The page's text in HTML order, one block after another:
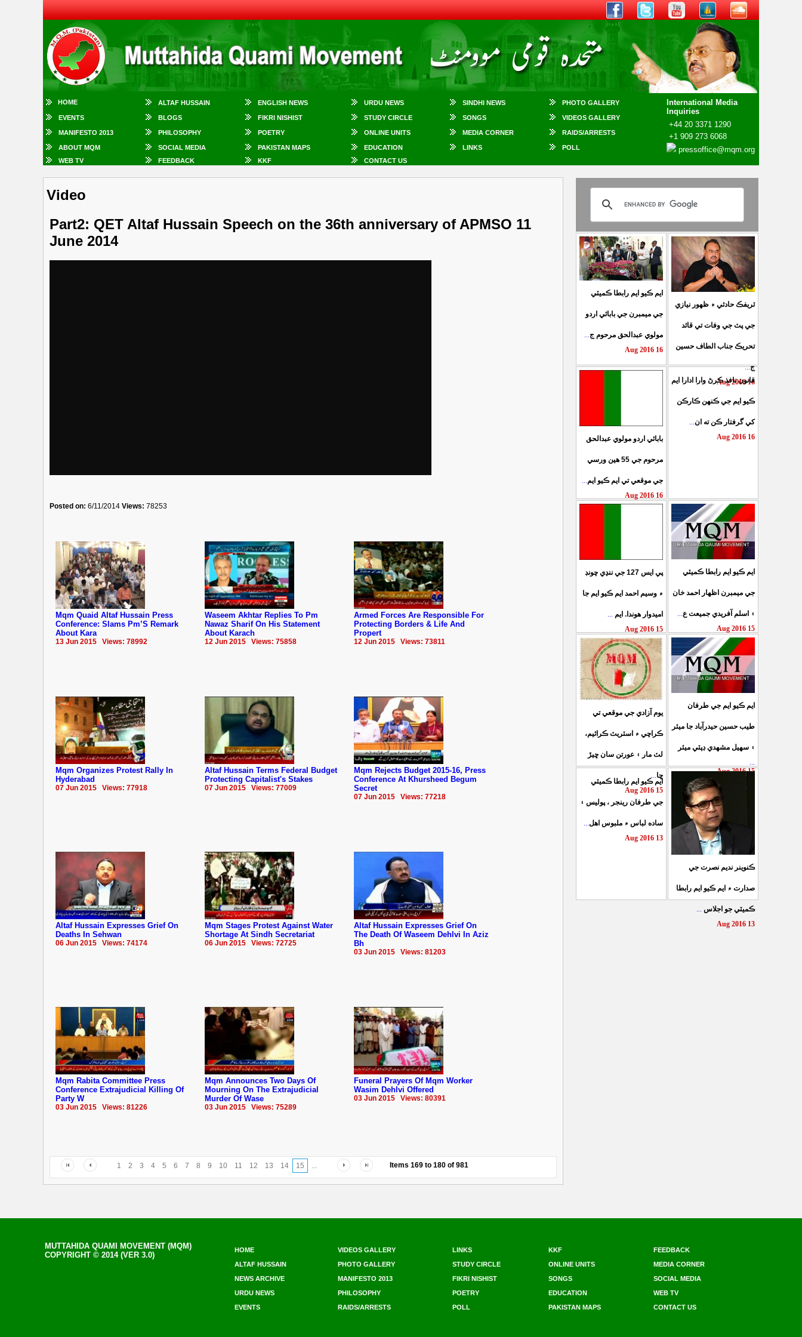
HOME ALTAF HUSSAIN ENGLISH NEWS URDU NEWS SINDHI NEWS PHOTO GALLERY
International Media
Inquiries
+44 20 3371 1290
+1 909 273 6068
pressoffice@mqm.org
EVENTS BLOGS FIKRI NISHIST STUDY CIRCLE SONGS VIDEOS GALLERY
MANIFESTO 2013 PHILOSOPHY POETRY ONLINE UNITS MEDIA CORNER RAIDS/ARRESTS
ABOUT MQM SOCIAL MEDIA PAKISTAN MAPS EDUCATION LINKS
POLL
WEB TV
FEEDBACK KKF CONTACT US
Video
Part2: QET Altaf Hussain Speech on the 36th anniversary of APMSO 11
June 2014
Posted on: 6/11/2014 Views: 78253
Mqm Quaid Altaf Hussain Press
Conference: Slams Pm’S Remark
About Kara
13 Jun 2015 Views: 78992
Waseem Akhtar Replies To Pm
Nawaz Sharif On His Statement
About Karach
12 Jun 2015 Views: 75858
Armed Forces Are Responsible For
Protecting Borders & Life And
Propert
12 Jun 2015 Views: 73811
Mqm Organizes Protest Rally In
Hyderabad
07 Jun 2015 Views: 77918
Altaf Hussain Terms Federal Budget
Protecting Capitalist's Stakes
07 Jun 2015 Views: 77009
Mqm Rejects Budget 2015-16, Press
Conference At Khursheed Begum
Secret
07 Jun 2015 Views: 77218
Altaf Hussain Expresses Grief On
Deaths In Sehwan
06 Jun 2015 Views: 74174
Mqm Stages Protest Against Water
Shortage At Sindh Secretariat
06 Jun 2015 Views: 72725
Altaf Hussain Expresses Grief On
The Death Of Waseem Dehlvi In Aziz
Bh
03 Jun 2015 Views: 81203
Mqm Rabita Committee Press
Conference Extrajudicial Killing Of
Party W
03 Jun 2015 Views: 81226
Mqm Announces Two Days Of
Mourning On The Extrajudicial
Murder Of Wase
03 Jun 2015 Views: 75289
Funeral Prayers Of Mqm Worker
Wasim Dehlvi Offered
03 Jun 2015 Views: 80391
1 2 3 4 5 6 7 8 9 10 11 12 13 14 15 ... Items 169 to 180 of 981
ايم ڪيو ايم رابطا ڪميٽي
جي ميمبرن جي بابائي اردو
مولوي عبدالحق مرحوم ج
16 Aug 2016
ٽريفڪ حادثي ۾ ظهور نيازي
جي پٽ جي وفات تي قائد
تحريڪ جناب الطاف حسين
ج...
16 Aug 2016
بابائي اردو مولوي عبدالحق
مرحوم جي 55 هين ورسي
جي موقعي تي ايم ڪيو ايم
16 Aug 2016
قانون نافذ ڪرڻ وارا ادارا ايم
ڪيو ايم جي ڪنهن ڪارڪن
کي گرفتار ڪن ته ان...
16 Aug 2016
پي ايس 127 جي ننڍي چونڊ
۾ وسيم احمد ايم ڪيو ايم جا
اميدوار هوندا. ايم
15 Aug 2016
ايم ڪيو ايم رابطا ڪميٽي
جي ميمبرن اظهار احمد خان
۽ اسلم آفريدي جميعت ع...
15 Aug 2016
يوم آزادي جي موقعي تي
ڪراچي ۾ اسٽريٽ ڪرائيم،
لٽ مار ۽ عورتن سان ڇيڙ
ڇا...
15 Aug 2016
ايم ڪيو ايم جي طرفان
طيب حسين حيدرآباد جا ميئر
۽ سهيل مشهدي ڊپٽي ميئر
...
15 Aug 2016
ايم ڪيو ايم رابطا ڪميٽي
جي طرفان رينجر ، پوليس ۽
ساده لباس ۾ ملبوس اهل...
13 Aug 2016
ڪنوينر نديم نصرت جي
صدارت ۾ ايم ڪيو ايم رابطا
ڪميٽي جو اجلاس ...
13 Aug 2016
MUTTAHIDA QUAMI MOVEMENT (MQM)
COPYRIGHT © 2014 (VER 3.0)
HOME VIDEOS GALLERY LINKS KKF
FEEDBACK
ALTAF HUSSAIN
PHOTO GALLERY STUDY CIRCLE ONLINE UNITS
MEDIA CORNER
NEWS ARCHIVE
MANIFESTO 2013 FIKRI NISHIST SONGS
SOCIAL MEDIA
URDU NEWS
PHILOSOPHY POETRY EDUCATION
WEB TV
EVENTS
RAIDS/ARRESTS POLL PAKISTAN MAPS CONTACT US